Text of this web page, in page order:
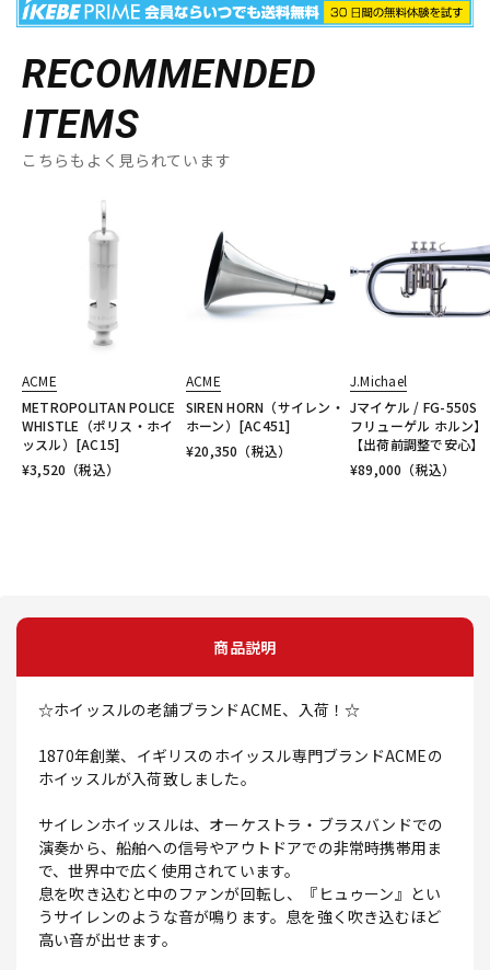
RECOMMENDED
ITEMS
こちらもよく見られています
ACME
METROPOLITAN POLICE
WHISTLE（ポリス・ホイ
ッスル）[AC15]
¥3,520 （税込）
ACME
SIREN HORN（サイレン・
ホーン）[AC451]
¥20,350 （税込）
J.Michael
Jマイケル / FG-550S
フリューゲル ホルン】
【出荷前調整で安心】
¥89,000 （税込）
商品説明
☆ホイッスルの老舗ブランドACME、入荷！☆
1870年創業、イギリスのホイッスル専門ブランドACMEの
ホイッスルが入荷致しました。
サイレンホイッスルは、オーケストラ・ブラスバンドでの
演奏から、船舶への信号やアウトドアでの非常時携帯用ま
で、世界中で広く使用されています。
息を吹き込むと中のファンが回転し、『ヒュゥーン』とい
うサイレンのような音が鳴ります。息を強く吹き込むほど
高い音が出せます。